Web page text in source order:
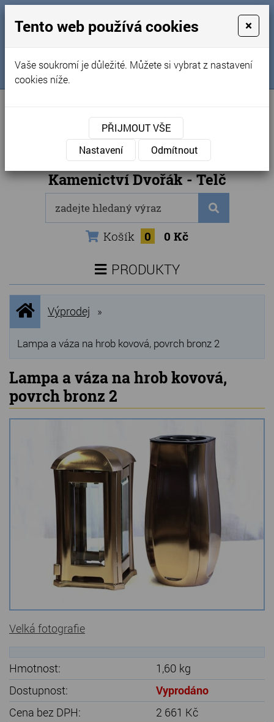
Obchodní podmínky
Kontakty
Naše kamenictví
Sledujte nás na FB
Internetový obchod
Kamenictví Dvořák - Telč
Košík 0 0 Kč
PRODUKTY
NOVINKY
NEJPRODÁVANĚJŠÍ
VÝPRODEJ
Produkty
Grilovací, pečící kameny
Lávové grilovací kameny
Kamenné truhlíky
Chladící kostky a puky
Doplňky do kuchyně
Hřbitovní doplňky
Zvířecí náhrobky a pomníčky
Kamenné stoly, konferenční stolky
Štípané kamenné obklady
Dárkové předměty z přírodního kamene
Gabiony, gabionový kámen
Údržba a čištění kamene
Úvodní
stránka
Výprodej »
Lampa a váza na hrob kovová, povrch bronz 2
Lampa a váza na hrob kovová,
povrch bronz 2
Velká fotografie
Hmotnost:
1,60 kg
Dostupnost:
Vyprodáno
Cena bez DPH:
2 661 Kč
Tento web používá cookies ×
Vaše soukromí je důležité. Můžete si vybrat z nastavení
cookies níže.
PŘIJMOUT VŠE
Nastavení
Odmítnout